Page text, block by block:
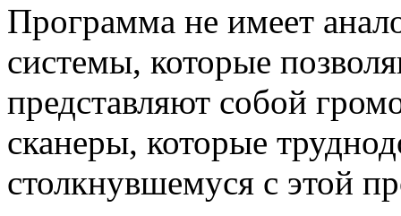
Программа не имеет
системы, которые
представляют собой
сканеры, которые
столкнувшемуся с этой